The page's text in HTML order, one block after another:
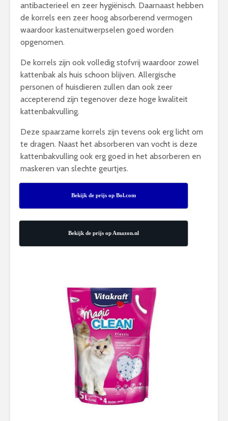
antibacterieel en zeer hygiënisch. Daarnaast hebben
de korrels een zeer hoog absorberend vermogen
waardoor kastenuitwerpselen goed worden
opgenomen.
De korrels zijn ook volledig stofvrij waardoor zowel
kattenbak als huis schoon blijven. Allergische
personen of huisdieren zullen dan ook zeer
accepterend zijn tegenover deze hoge kwaliteit
kattenbakvulling.
Deze spaarzame korrels zijn tevens ook erg licht om
te dragen. Naast het absorberen van vocht is deze
kattenbakvulling ook erg goed in het absorberen en
maskeren van slechte geurtjes.
Bekijk de prijs op Bol.com
Bekijk de prijs op Amazon.nl